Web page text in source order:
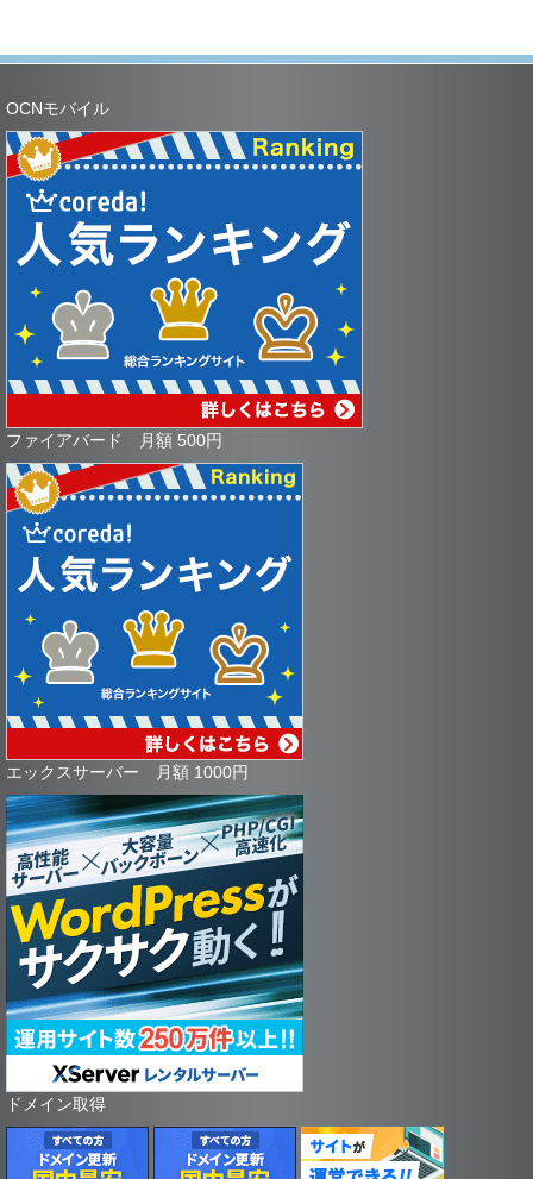
OCNモバイル
ファイアバード 月額 500円
エックスサーバー 月額 1000円
ドメイン取得